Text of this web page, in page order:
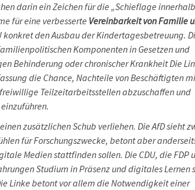
darin ein Zeichen für die „Schieflage
für eine verbesserte Vereinbarkeit von Familie
konkret den Ausbau der Kindertagesbetreuung.
Komponenten in Gesetzen und
Behinderung oder chronischer Krankheit Die
die Chance, Nachteile von Beschäftigten
Teilzeitarbeitsstellen abzuschaffen und
zusätzlichen Schub verliehen. Die AfD sieht
für Forschungszwecke, betont aber
Medien stattfinden sollen. Die CDU, die FDP
Studium in Präsenz und digitales Lernen
Linke betont vor allem die Notwendigkeit einer